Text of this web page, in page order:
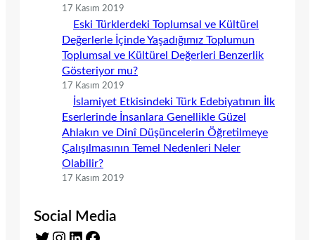
17 Kasım 2019
Eski Türklerdeki Toplumsal ve Kültürel
Değerlerle İçinde Yaşadığımız Toplumun
Toplumsal ve Kültürel Değerleri Benzerlik
Gösteriyor mu?
17 Kasım 2019
İslamiyet Etkisindeki Türk Edebiyatının İlk
Eserlerinde İnsanlara Genellikle Güzel
Ahlakın ve Dinî Düşüncelerin Öğretilmeye
Çalışılmasının Temel Nedenleri Neler
Olabilir?
17 Kasım 2019
Social Media